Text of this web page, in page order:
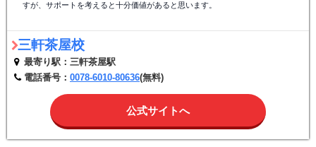
すが、サポートを考えると十分価値があると思います。
三軒茶屋校
最寄り駅：三軒茶屋駅
電話番号： 0078-6010-80636(無料)
公式サイトへ